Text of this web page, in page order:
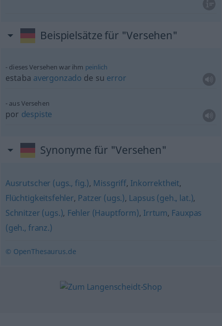
Beispielsätze für "Versehen"
dieses Versehen war ihm peinlich
estaba avergonzado de su error
aus Versehen
por despiste
Synonyme für "Versehen"
Ausrutscher (ugs., fig.), Missgriff, Inkorrektheit,
Flüchtigkeitsfehler, Patzer (ugs.), Lapsus (geh., lat.),
Schnitzer (ugs.), Fehler (Hauptform), Irrtum, Fauxpas
(geh., franz.)
© OpenThesaurus.de